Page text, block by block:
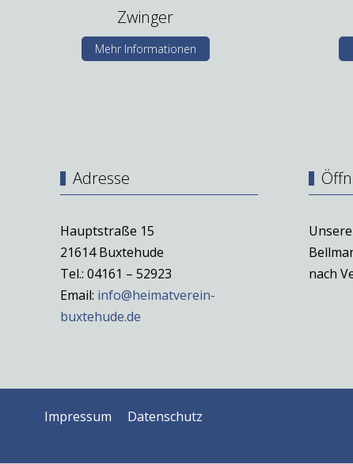
Zwinger
Mehr Informationen
Adresse
Hauptstraße 15
21614 Buxtehude
Tel.: 04161 – 52923
Email: info@heimatverein-
buxtehude.de
nach
Impressum Datenschutz